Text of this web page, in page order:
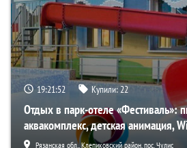
19:21:51 Купили:22
Отдых в парк-отеле «Фестиваль»:
аквакомплекс, детская анимация,
Рязанская обл., Клепиковский район, пос. Чулис